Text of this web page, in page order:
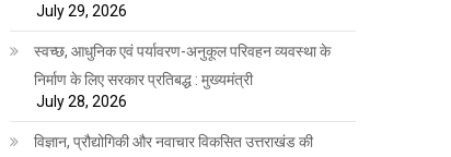
July 29, 2026
स्वच्छ, आधुनिक एवं पर्यावरण-अनुकूल परिवहन व्यवस्था के
निर्माण के लिए सरकार प्रतिबद्ध : मुख्यमंत्री
July 28, 2026
विज्ञान, प्रौद्योगिकी और नवाचार विकसित उत्तराखंड की